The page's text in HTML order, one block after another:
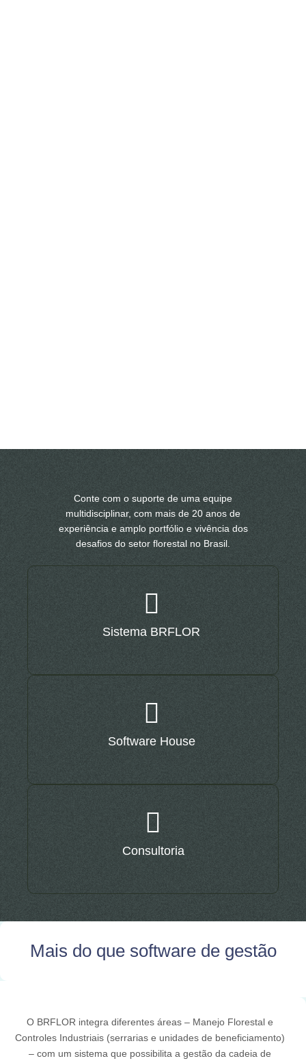
Conte com o suporte de uma equipe
multidisciplinar, com mais de 20 anos de
experiência e amplo portfólio e vivência dos
desafios do setor florestal no Brasil.
Sistema BRFLOR
Software House
Consultoria
Mais do que software de gestão
O BRFLOR integra diferentes áreas – Manejo Florestal e
Controles Industriais (serrarias e unidades de beneficiamento)
– com um sistema que possibilita a gestão da cadeia de